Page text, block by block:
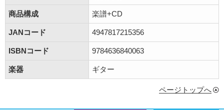
商品構成 楽譜+CD
JANコード 4947817215356
ISBNコード 9784636840063
楽器 ギター
ページトップへ